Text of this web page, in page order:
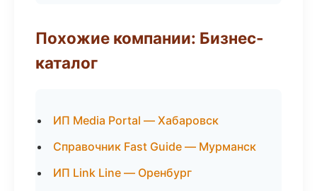
Похожие компании: Бизнес-
каталог
ИП Media Portal — Хабаровск
Справочник Fast Guide — Мурманск
ИП Link Line — Оренбург